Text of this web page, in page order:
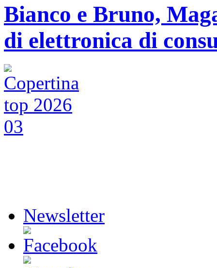
Bianco e Bruno,
di elettronica di
Newsletter